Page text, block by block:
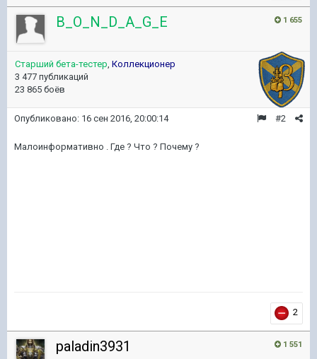
1 655
B_O_N_D_A_G_E
Старший бета-тестер Коллекционер
3 477 публикаций
23 865 боёв
#2
Опубликовано: 16 сен 2016, 20:00:14
Малоинформативно . Где ? Что ? Почему ?
2
1 551
paladin3931